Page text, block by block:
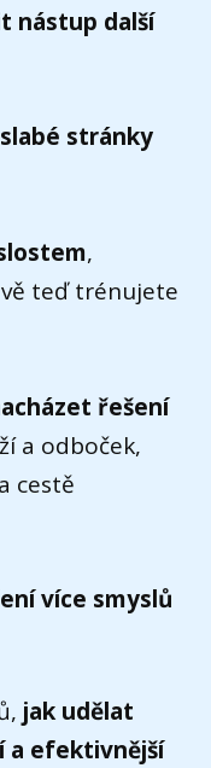
nástup další
stránky
,
teď trénujete
řešení
a odboček,
cestě
více smyslů
jak udělat
a efektivnější